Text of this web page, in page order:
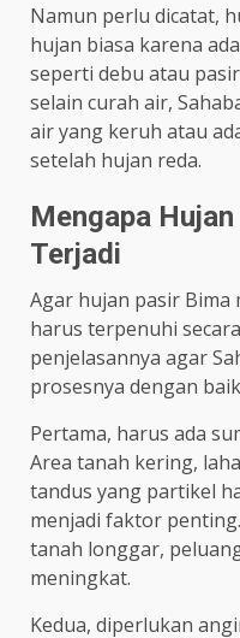
Namun perlu dicatat,
hujan biasa karena
seperti debu atau
selain curah air,
air yang keruh atau
setelah hujan reda.
Mengapa
Terjadi
Agar hujan pasir Bima
harus terpenuhi
penjelasannya agar
prosesnya dengan
Pertama, harus ada
Area tanah kering,
tandus yang partikel
menjadi faktor
tanah longgar,
meningkat.
Kedua, diperlukan